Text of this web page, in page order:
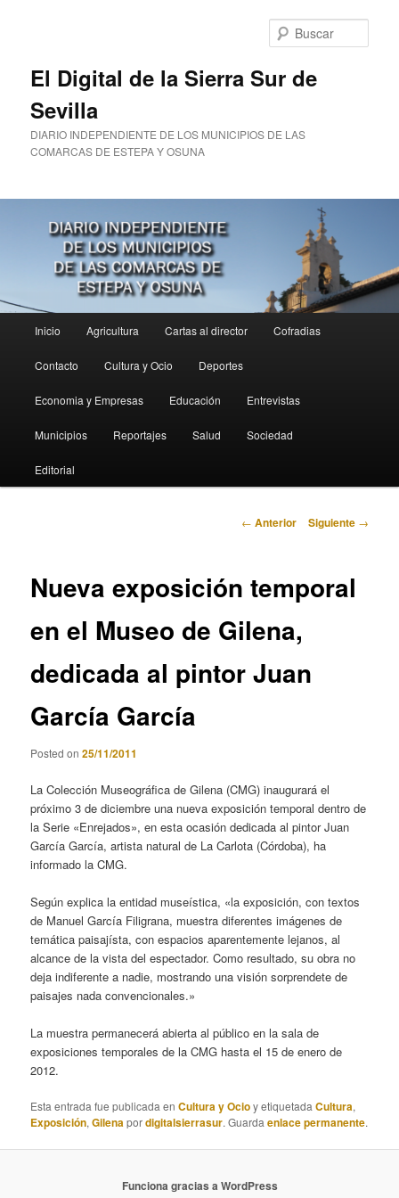
El Digital de la Sierra Sur de
Sevilla
DIARIO INDEPENDIENTE DE LOS MUNICIPIOS DE LAS
COMARCAS DE ESTEPA Y OSUNA
principal
Inicio Agricultura Cartas al director Cofradias
Contacto Cultura y Ocio Deportes
Economia y Empresas Educación Entrevistas
Municipios Reportajes Salud Sociedad
Editorial
Navegación
← Anterior Siguiente →
Nueva exposición temporal
en el Museo de Gilena,
dedicada al pintor Juan
García García
Posted on25/11/2011
La Colección Museográfica de Gilena (CMG) inaugurará el
próximo 3 de diciembre una nueva exposición temporal dentro de
la Serie «Enrejados», en esta ocasión dedicada al pintor Juan
García García, artista natural de La Carlota (Córdoba), ha
informado la CMG.
Según explica la entidad museística, «la exposición, con textos
de Manuel García Filigrana, muestra diferentes imágenes de
temática paisajísta, con espacios aparentemente lejanos, al
alcance de la vista del espectador. Como resultado, su obra no
deja indiferente a nadie, mostrando una visión sorprendete de
paisajes nada convencionales.»
La muestra permanecerá abierta al público en la sala de
exposiciones temporales de la CMG hasta el 15 de enero de
2012.
Esta entrada fue publicada enCultura y Ocioy etiquetadaCultura,
Exposición,Gilenapordigitalsierrasur. Guardaenlace permanente.
Funciona gracias a WordPress